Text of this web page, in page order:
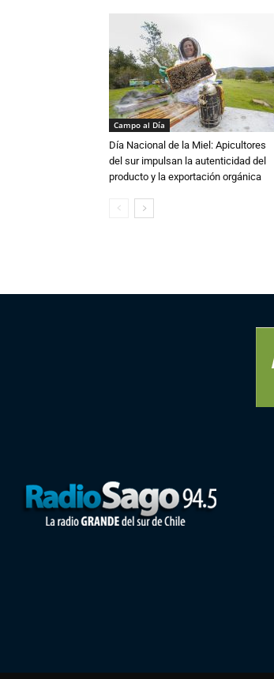
Campo al Día
Día Nacional de la Miel: Apicultores
del sur impulsan la autenticidad del
producto y la exportación orgánica